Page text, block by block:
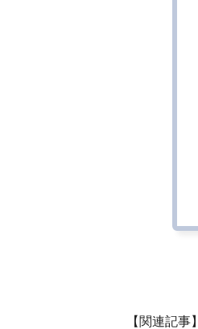
【関連記事】